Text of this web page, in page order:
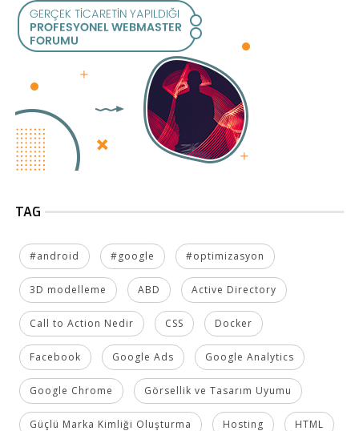
TAG
#android #google #optimizasyon
3D modelleme ABD Active Directory
Call to Action Nedir CSS Docker
Facebook Google Ads Google Analytics
Google Chrome Görsellik ve Tasarım Uyumu
Güçlü Marka Kimliği Oluşturma Hosting HTML